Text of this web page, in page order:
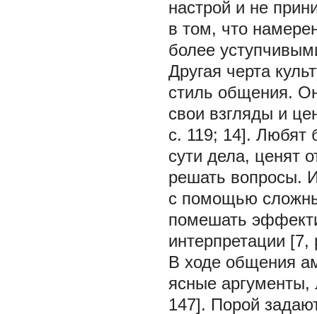
настрой и не
в том, что
более
Другая черта
стиль общения.
свои взгляды и
c. 119; 14]. Любят
сути дела, ценят
решать вопросы.
с помощью
помешать
интерпретации [7,
В ходе общения
ясные
147]. Порой